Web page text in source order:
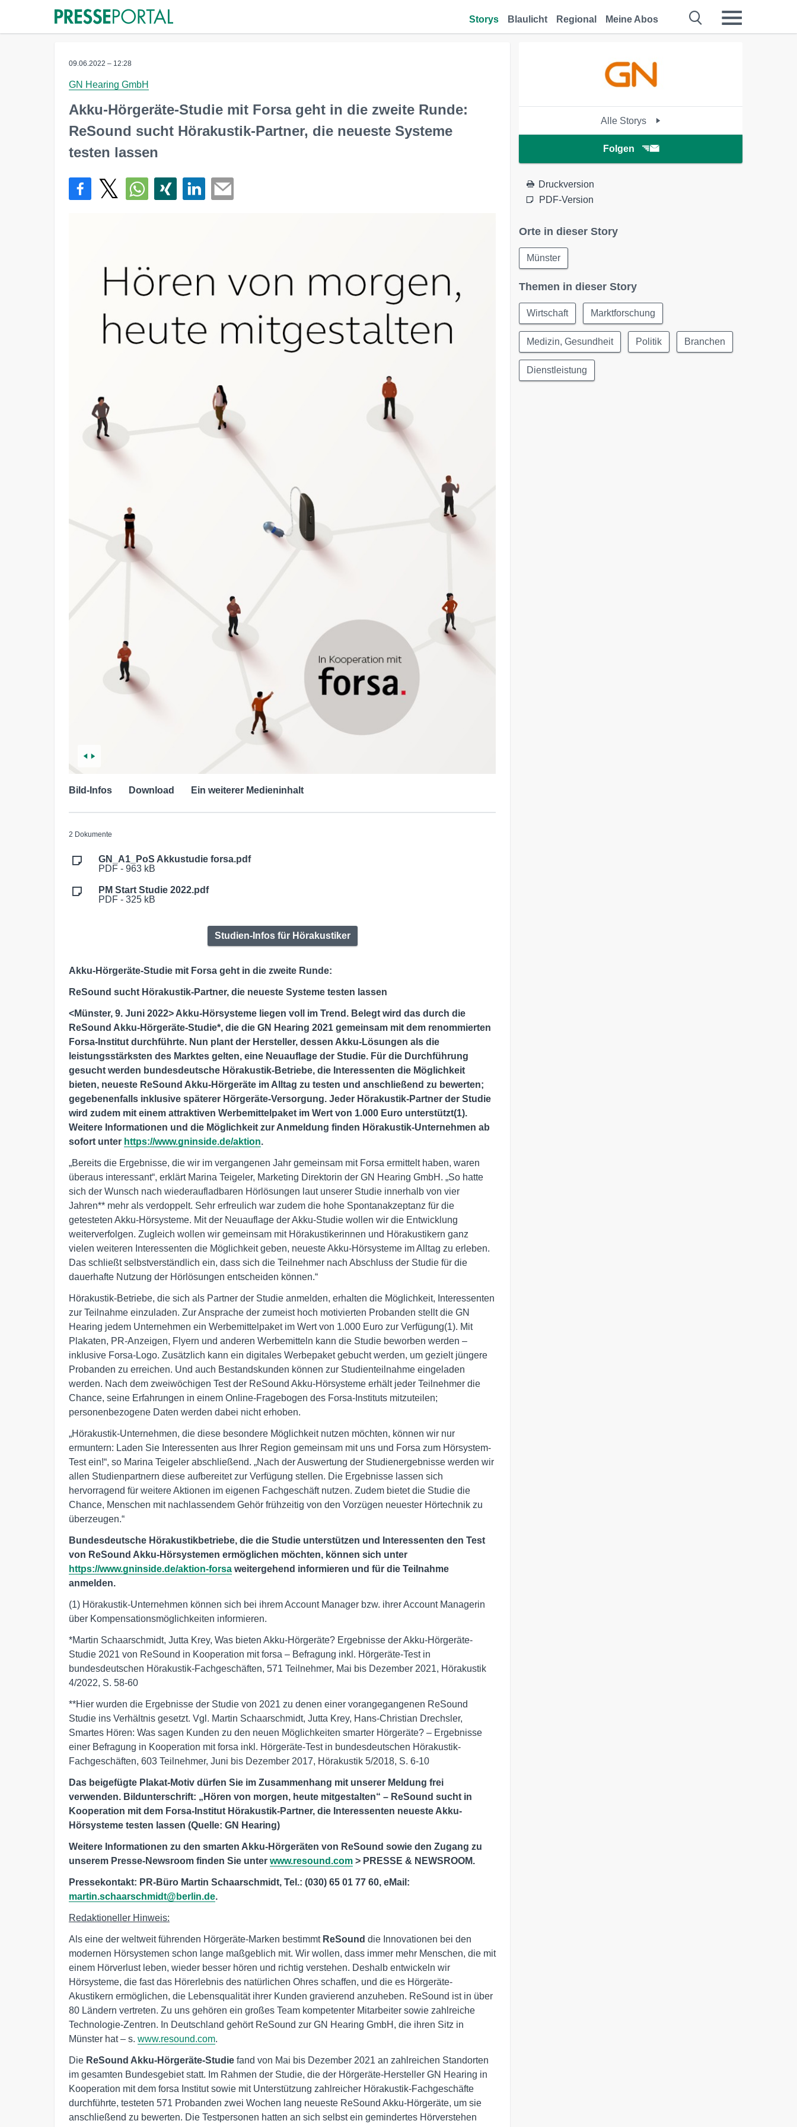
Storys Blaulicht Regional Meine Abos
09.06.2022 – 12:28
GN Hearing GmbH
Akku-Hörgeräte-Studie mit Forsa geht in die zweite Runde:
ReSound sucht Hörakustik-Partner, die neueste Systeme
testen lassen
Bild-Infos Download Ein weiterer Medieninhalt
2 Dokumente
GN_A1_PoS Akkustudie forsa.pdf
PDF - 963 kB
PM Start Studie 2022.pdf
PDF - 325 kB
Studien-Infos für Hörakustiker
Akku-Hörgeräte-Studie mit Forsa geht in die zweite Runde:
ReSound sucht Hörakustik-Partner, die neueste Systeme testen lassen
<Münster, 9. Juni 2022> Akku-Hörsysteme liegen voll im Trend. Belegt wird das durch die
ReSound Akku-Hörgeräte-Studie*, die die GN Hearing 2021 gemeinsam mit dem renommierten
Forsa-Institut durchführte. Nun plant der Hersteller, dessen Akku-Lösungen als die
leistungsstärksten des Marktes gelten, eine Neuauflage der Studie. Für die Durchführung
gesucht werden bundesdeutsche Hörakustik-Betriebe, die Interessenten die Möglichkeit
bieten, neueste ReSound Akku-Hörgeräte im Alltag zu testen und anschließend zu bewerten;
gegebenenfalls inklusive späterer Hörgeräte-Versorgung. Jeder Hörakustik-Partner der Studie
wird zudem mit einem attraktiven Werbemittelpaket im Wert von 1.000 Euro unterstützt(1).
Weitere Informationen und die Möglichkeit zur Anmeldung finden Hörakustik-Unternehmen ab
sofort unter https://www.gninside.de/aktion.
„Bereits die Ergebnisse, die wir im vergangenen Jahr gemeinsam mit Forsa ermittelt haben, waren
überaus interessant“, erklärt Marina Teigeler, Marketing Direktorin der GN Hearing GmbH. „So hatte
sich der Wunsch nach wiederaufladbaren Hörlösungen laut unserer Studie innerhalb von vier
Jahren** mehr als verdoppelt. Sehr erfreulich war zudem die hohe Spontanakzeptanz für die
getesteten Akku-Hörsysteme. Mit der Neuauflage der Akku-Studie wollen wir die Entwicklung
weiterverfolgen. Zugleich wollen wir gemeinsam mit Hörakustikerinnen und Hörakustikern ganz
vielen weiteren Interessenten die Möglichkeit geben, neueste Akku-Hörsysteme im Alltag zu erleben.
Das schließt selbstverständlich ein, dass sich die Teilnehmer nach Abschluss der Studie für die
dauerhafte Nutzung der Hörlösungen entscheiden können.“
Hörakustik-Betriebe, die sich als Partner der Studie anmelden, erhalten die Möglichkeit, Interessenten
zur Teilnahme einzuladen. Zur Ansprache der zumeist hoch motivierten Probanden stellt die GN
Hearing jedem Unternehmen ein Werbemittelpaket im Wert von 1.000 Euro zur Verfügung(1). Mit
Plakaten, PR-Anzeigen, Flyern und anderen Werbemitteln kann die Studie beworben werden –
inklusive Forsa-Logo. Zusätzlich kann ein digitales Werbepaket gebucht werden, um gezielt jüngere
Probanden zu erreichen. Und auch Bestandskunden können zur Studienteilnahme eingeladen
werden. Nach dem zweiwöchigen Test der ReSound Akku-Hörsysteme erhält jeder Teilnehmer die
Chance, seine Erfahrungen in einem Online-Fragebogen des Forsa-Instituts mitzuteilen;
personenbezogene Daten werden dabei nicht erhoben.
„Hörakustik-Unternehmen, die diese besondere Möglichkeit nutzen möchten, können wir nur
ermuntern: Laden Sie Interessenten aus Ihrer Region gemeinsam mit uns und Forsa zum Hörsystem-
Test ein!“, so Marina Teigeler abschließend. „Nach der Auswertung der Studienergebnisse werden wir
allen Studienpartnern diese aufbereitet zur Verfügung stellen. Die Ergebnisse lassen sich
hervorragend für weitere Aktionen im eigenen Fachgeschäft nutzen. Zudem bietet die Studie die
Chance, Menschen mit nachlassendem Gehör frühzeitig von den Vorzügen neuester Hörtechnik zu
überzeugen.“
Bundesdeutsche Hörakustikbetriebe, die die Studie unterstützen und Interessenten den Test
von ReSound Akku-Hörsystemen ermöglichen möchten, können sich unter
https://www.gninside.de/aktion-forsa weitergehend informieren und für die Teilnahme
anmelden.
(1) Hörakustik-Unternehmen können sich bei ihrem Account Manager bzw. ihrer Account Managerin
über Kompensationsmöglichkeiten informieren.
*Martin Schaarschmidt, Jutta Krey, Was bieten Akku-Hörgeräte? Ergebnisse der Akku-Hörgeräte-
Studie 2021 von ReSound in Kooperation mit forsa – Befragung inkl. Hörgeräte-Test in
bundesdeutschen Hörakustik-Fachgeschäften, 571 Teilnehmer, Mai bis Dezember 2021, Hörakustik
4/2022, S. 58-60
**Hier wurden die Ergebnisse der Studie von 2021 zu denen einer vorangegangenen ReSound
Studie ins Verhältnis gesetzt. Vgl. Martin Schaarschmidt, Jutta Krey, Hans-Christian Drechsler,
Smartes Hören: Was sagen Kunden zu den neuen Möglichkeiten smarter Hörgeräte? – Ergebnisse
einer Befragung in Kooperation mit forsa inkl. Hörgeräte-Test in bundesdeutschen Hörakustik-
Fachgeschäften, 603 Teilnehmer, Juni bis Dezember 2017, Hörakustik 5/2018, S. 6-10
Das beigefügte Plakat-Motiv dürfen Sie im Zusammenhang mit unserer Meldung frei
verwenden. Bildunterschrift: „Hören von morgen, heute mitgestalten“ – ReSound sucht in
Kooperation mit dem Forsa-Institut Hörakustik-Partner, die Interessenten neueste Akku-
Hörsysteme testen lassen (Quelle: GN Hearing)
Weitere Informationen zu den smarten Akku-Hörgeräten von ReSound sowie den Zugang zu
unserem Presse-Newsroom finden Sie unter www.resound.com > PRESSE & NEWSROOM.
Pressekontakt: PR-Büro Martin Schaarschmidt, Tel.: (030) 65 01 77 60, eMail:
martin.schaarschmidt@berlin.de.
Redaktioneller Hinweis:
Als eine der weltweit führenden Hörgeräte-Marken bestimmt ReSound die Innovationen bei den
modernen Hörsystemen schon lange maßgeblich mit. Wir wollen, dass immer mehr Menschen, die mit
einem Hörverlust leben, wieder besser hören und richtig verstehen. Deshalb entwickeln wir
Hörsysteme, die fast das Hörerlebnis des natürlichen Ohres schaffen, und die es Hörgeräte-
Akustikern ermöglichen, die Lebensqualität ihrer Kunden gravierend anzuheben. ReSound ist in über
80 Ländern vertreten. Zu uns gehören ein großes Team kompetenter Mitarbeiter sowie zahlreiche
Technologie-Zentren. In Deutschland gehört ReSound zur GN Hearing GmbH, die ihren Sitz in
Münster hat – s. www.resound.com.
Die ReSound Akku-Hörgeräte-Studie fand von Mai bis Dezember 2021 an zahlreichen Standorten
im gesamten Bundesgebiet statt. Im Rahmen der Studie, die der Hörgeräte-Hersteller GN Hearing in
Kooperation mit dem forsa Institut sowie mit Unterstützung zahlreicher Hörakustik-Fachgeschäfte
durchführte, testeten 571 Probanden zwei Wochen lang neueste ReSound Akku-Hörgeräte, um sie
anschließend zu bewerten. Die Testpersonen hatten an sich selbst ein gemindertes Hörverstehen
Alle Storys
Folgen
Druckversion
PDF-Version
Orte in dieser Story
Münster
Themen in dieser Story
Wirtschaft Marktforschung
Medizin, Gesundheit Politik Branchen
Dienstleistung